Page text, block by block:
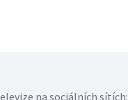
na sociálních sítích: